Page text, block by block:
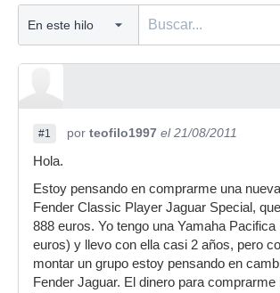
#1 por teofilo1997 el 21/08/2011
Hola.
Estoy pensando en comprarme una
Fender Classic Player Jaguar Special,
888 euros. Yo tengo una Yamaha Pacifica
euros) y llevo con ella casi 2 años, pero
montar un grupo estoy pensando en
Fender Jaguar. El dinero para comprarme